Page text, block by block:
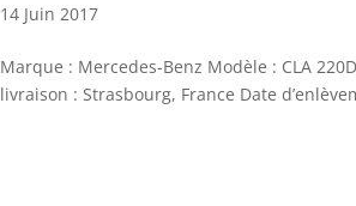
14 Juin 2017
Marque : Mercedes-Benz Modèle : CLA
livraison : Strasbourg, France Date